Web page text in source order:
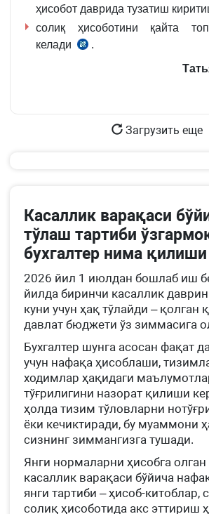
ҳисобот даврида тузатиш
солиқ ҳисоботини қайта
келади
СК
.
Загрузить еще
Касаллик варақаси
тўлаш тартиби
бухгалтер нима
2026 йил 1 июлдан бошлаб иш
йилда биринчи касаллик
куни учун ҳақ тўлайди – қолган
давлат бюджети ўз зиммасига
Бухгалтер шунга асосан фақат
учун нафақа ҳисоблаши,
ходимлар ҳақидаги
тўғрилигини назорат қилиши
ҳолда тизим тўловларни
ёки кечиктиради, бу муаммони
сизнинг зиммангизга тушади.
Янги нормаларни ҳисобга
касаллик варақаси бўйича
янги тартиби – ҳисоб-китоблар,
солиқ ҳисоботида акс эттириш